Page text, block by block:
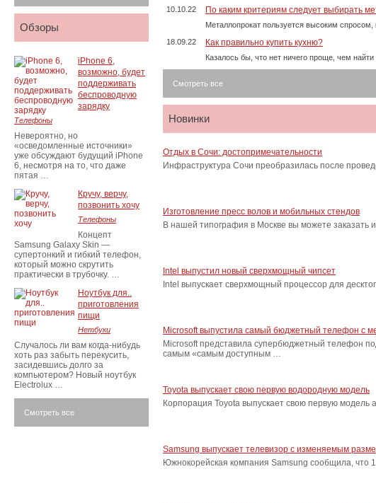
10.10.22
По каким критериям следует выбирать
Металлопрокат пользуется высоким спросом,
18.09.22
Как правильно купить кухню?
Казалось бы, что нет ничего проще, чем
Смотреть все
Новинки
Отдых в Сочи: достопримечательности
Инфраструктура Сочи преобразилась после
Изготовление пресс волов и мобильных стендов
В нашей типография в Москве вы можете заказать
Intel выпустил новый сверхмощный чипсет
Intel выпускает сверхмощный процессор для
Microsoft выпустила самый бюджетный телефон с
Microsoft представила супербюджетный телефон
самым «самым доступным …
Toyota выпускает свою первую водородную модель
Корпорация Toyota выпускает свою первую
Samsung выпускает телевизор с изменяемым
Южнокорейская компания Samsung сообщила, что
Обзоры
iPhone 6,
возможно, будет
поддерживать
беспроводную
зарядку
Телефоны
Невероятно, но
«осведомленные источники»
уже обсуждают будущий iPhone
6, несмотря на то, что даже
пятая …
Кручу, верчу,
позвонить хочу
Телефоны
Концепт
Samsung Galaxy Skin —
супертонкий и гибкий телефон,
который можно скрутить
практически в трубочку. …
Ноутбук для..
приготовления
пищи
Нетбуки
Случалось ли вам когда-нибудь
хоть раз забыть перекусить,
засидевшись долго за
компьютером? Новый ноутбук
Electrolux …
Смотреть все